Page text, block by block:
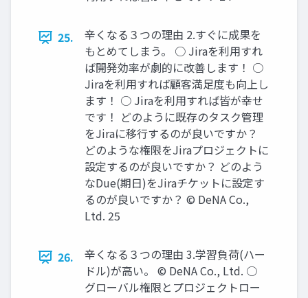
25.
辛くなる３つの理由 2.すぐに成果を
もとめてしまう。 ○ Jiraを利用すれ
ば開発効率が劇的に改善します！ ○
Jiraを利用すれば顧客満足度も向上し
ます！ ○ Jiraを利用すれば皆が幸せ
です！ どのように既存のタスク管理
をJiraに移行するのが良いですか？
どのような権限をJiraプロジェクトに
設定するのが良いですか？ どのよう
なDue(期日)をJiraチケットに設定す
るのが良いですか？ © DeNA Co.,
Ltd. 25
26.
辛くなる３つの理由 3.学習負荷(ハー
ドル)が高い。 © DeNA Co., Ltd. ○
グローバル権限とプロジェクトロー